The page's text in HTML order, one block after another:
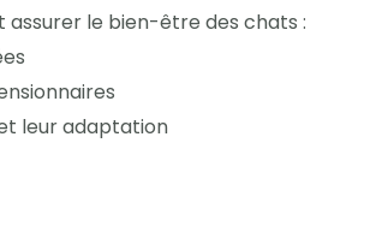
assurer le bien-être des chats :
leur adaptation